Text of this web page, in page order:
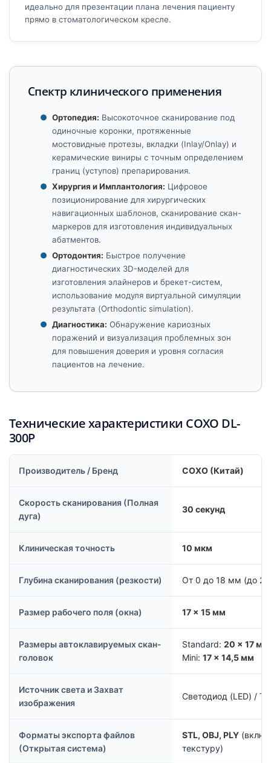
идеально для презентации плана лечения пациенту
прямо в стоматологическом кресле.
Спектр клинического применения
Ортопедия: Высокоточное сканирование под
одиночные коронки, протяженные
мостовидные протезы, вкладки (Inlay/Onlay) и
керамические виниры с точным определением
границ (уступов) препарирования.
Хирургия и Имплантология: Цифровое
позиционирование для хирургических
навигационных шаблонов, сканирование скан-
маркеров для изготовления индивидуальных
абатментов.
Ортодонтия: Быстрое получение
диагностических 3D-моделей для
изготовления элайнеров и брекет-систем,
использование модуля виртуальной симуляции
результата (Orthodontic simulation).
Диагностика: Обнаружение кариозных
поражений и визуализация проблемных зон
для повышения доверия и уровня согласия
пациентов на лечение.
Технические характеристики COXO DL-
300P
Производитель / Бренд COXO (Китай)
Скорость сканирования (Полная
дуга)
30 секунд
Клиническая точность 10 мкм
Глубина сканирования (резкости) От 0 до 18 мм (до
Размер рабочего поля (окна) 17 × 15 мм
Размеры автоклавируемых скан-
головок
Standard: 20 × 17 мм
Mini: 17 × 14,5 мм
Источник света и Захват
изображения
Светодиод (LED) /
Форматы экспорта файлов
(Открытая система)
STL, OBJ, PLY
текстуру)